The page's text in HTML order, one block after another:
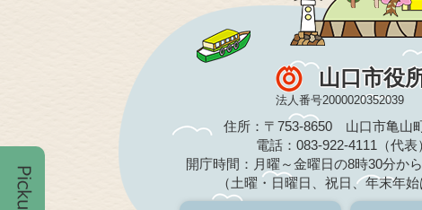
山口市役
法人番号2000020352039
住所：〒753-8650 山口市亀山
電話：083-922-4111（代表
開庁時間：月曜～金曜日の8時30分か
（土曜・日曜日、祝日、年末年始